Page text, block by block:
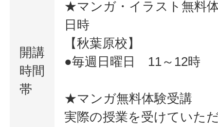
開講
時間
帯
★マンガ・イラスト無料
日時
【秋葉原校】
●毎週日曜日 11～12時
★マンガ無料体験受講
実際の授業を受けていた